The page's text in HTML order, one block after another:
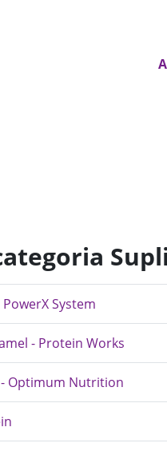
System
- Protein Works
- Optimum Nutrition